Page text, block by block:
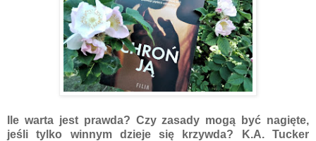
Ile warta jest prawda? Czy zasady mogą być nagięte,
jeśli tylko winnym dzieje się krzywda? K.A. Tucker